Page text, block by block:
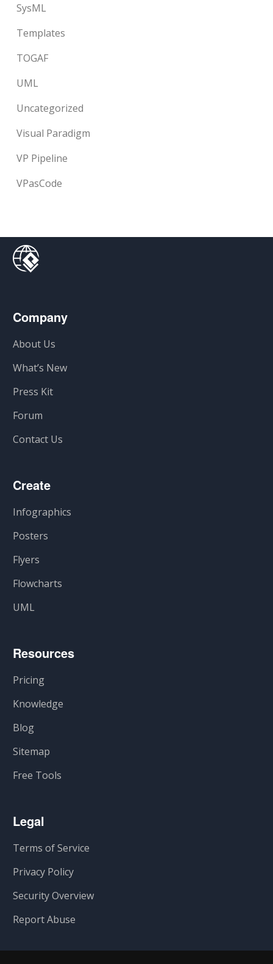
SysML
Templates
TOGAF
UML
Uncategorized
Visual Paradigm
VP Pipeline
VPasCode
Company
About Us
What’s New
Press Kit
Forum
Contact Us
Create
Infographics
Posters
Flyers
Flowcharts
UML
Resources
Pricing
Knowledge
Blog
Sitemap
Free Tools
Legal
Terms of Service
Privacy Policy
Security Overview
Report Abuse